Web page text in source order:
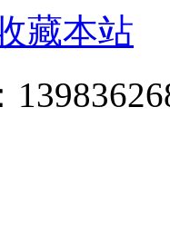
藏本站